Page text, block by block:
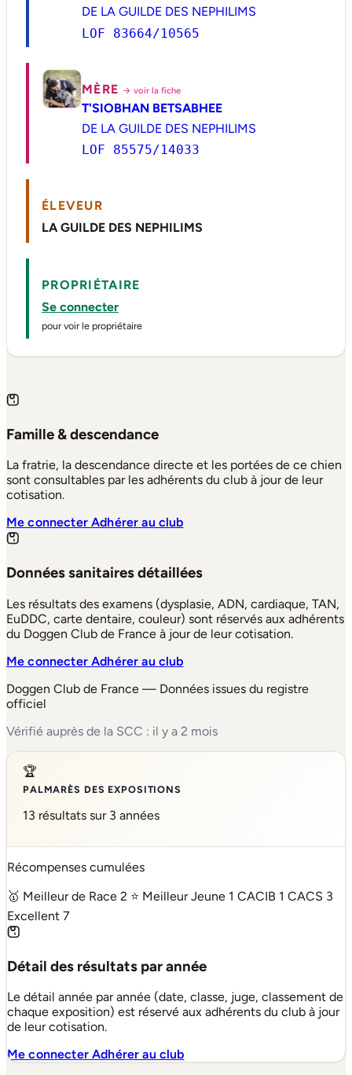
DE LA GUILDE DES NEPHILIMS
LOF 83664/10565
MÈRE → voir la fiche
T'SIOBHAN BETSABHEE
DE LA GUILDE DES NEPHILIMS
LOF 85575/14033
ÉLEVEUR
LA GUILDE DES NEPHILIMS
PROPRIÉTAIRE
Se connecter
pour voir le propriétaire
Famille & descendance
La fratrie, la descendance directe et les portées de ce chien
sont consultables par les adhérents du club à jour de leur
cotisation.
Me connecterAdhérer au club
Données sanitaires détaillées
Les résultats des examens (dysplasie, ADN, cardiaque, TAN,
EuDDC, carte dentaire, couleur) sont réservés aux adhérents
du Doggen Club de France à jour de leur cotisation.
Me connecterAdhérer au club
Doggen Club de France — Données issues du registre
officiel
Vérifié auprès de la SCC : il y a 2 mois
🏆
PALMARÈS DES EXPOSITIONS
13 résultats sur 3 années
Récompenses cumulées
🥇 Meilleur de Race 2 ⭐ Meilleur Jeune 1 CACIB 1 CACS 3
Excellent 7
Détail des résultats par année
Le détail année par année (date, classe, juge, classement de
chaque exposition) est réservé aux adhérents du club à jour
de leur cotisation.
Me connecterAdhérer au club